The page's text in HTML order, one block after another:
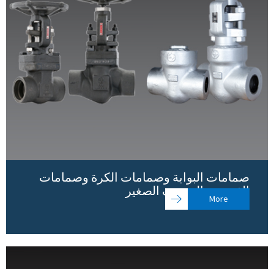
صمامات البوابة وصمامات الكرة وصمامات
الفحص - التجويف الصغير
More